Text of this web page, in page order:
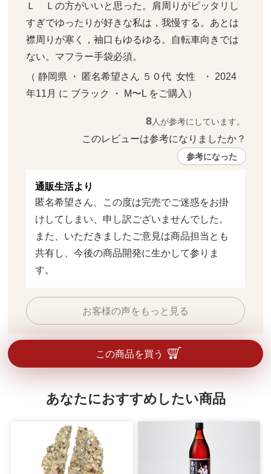
Ｌ　Ｌの方がいいと思った。肩周りがピッタリし
すぎでゆったりが好きな私は，我慢する。あとは
襟周りが寒く，袖口もゆるゆる。自転車向きでは
ない。マフラー手袋必須。
（ 静岡県 ・ 匿名希望さん ５０代  女性   ・ 2024
年11月 に ブラック ・ M〜L をご購入）
8人が参考にしています。
このレビューは参考になりましたか？
参考になった
通販生活より
匿名希望さん、この度は完売でご迷惑をお掛
けしてしまい、申し訳ございませんでした。
また、いただきましたご意見は商品担当とも
共有し、今後の商品開発に生かして参りま
す。
お客様の声をもっと見る
この商品を買う
あなたにおすすめしたい商品